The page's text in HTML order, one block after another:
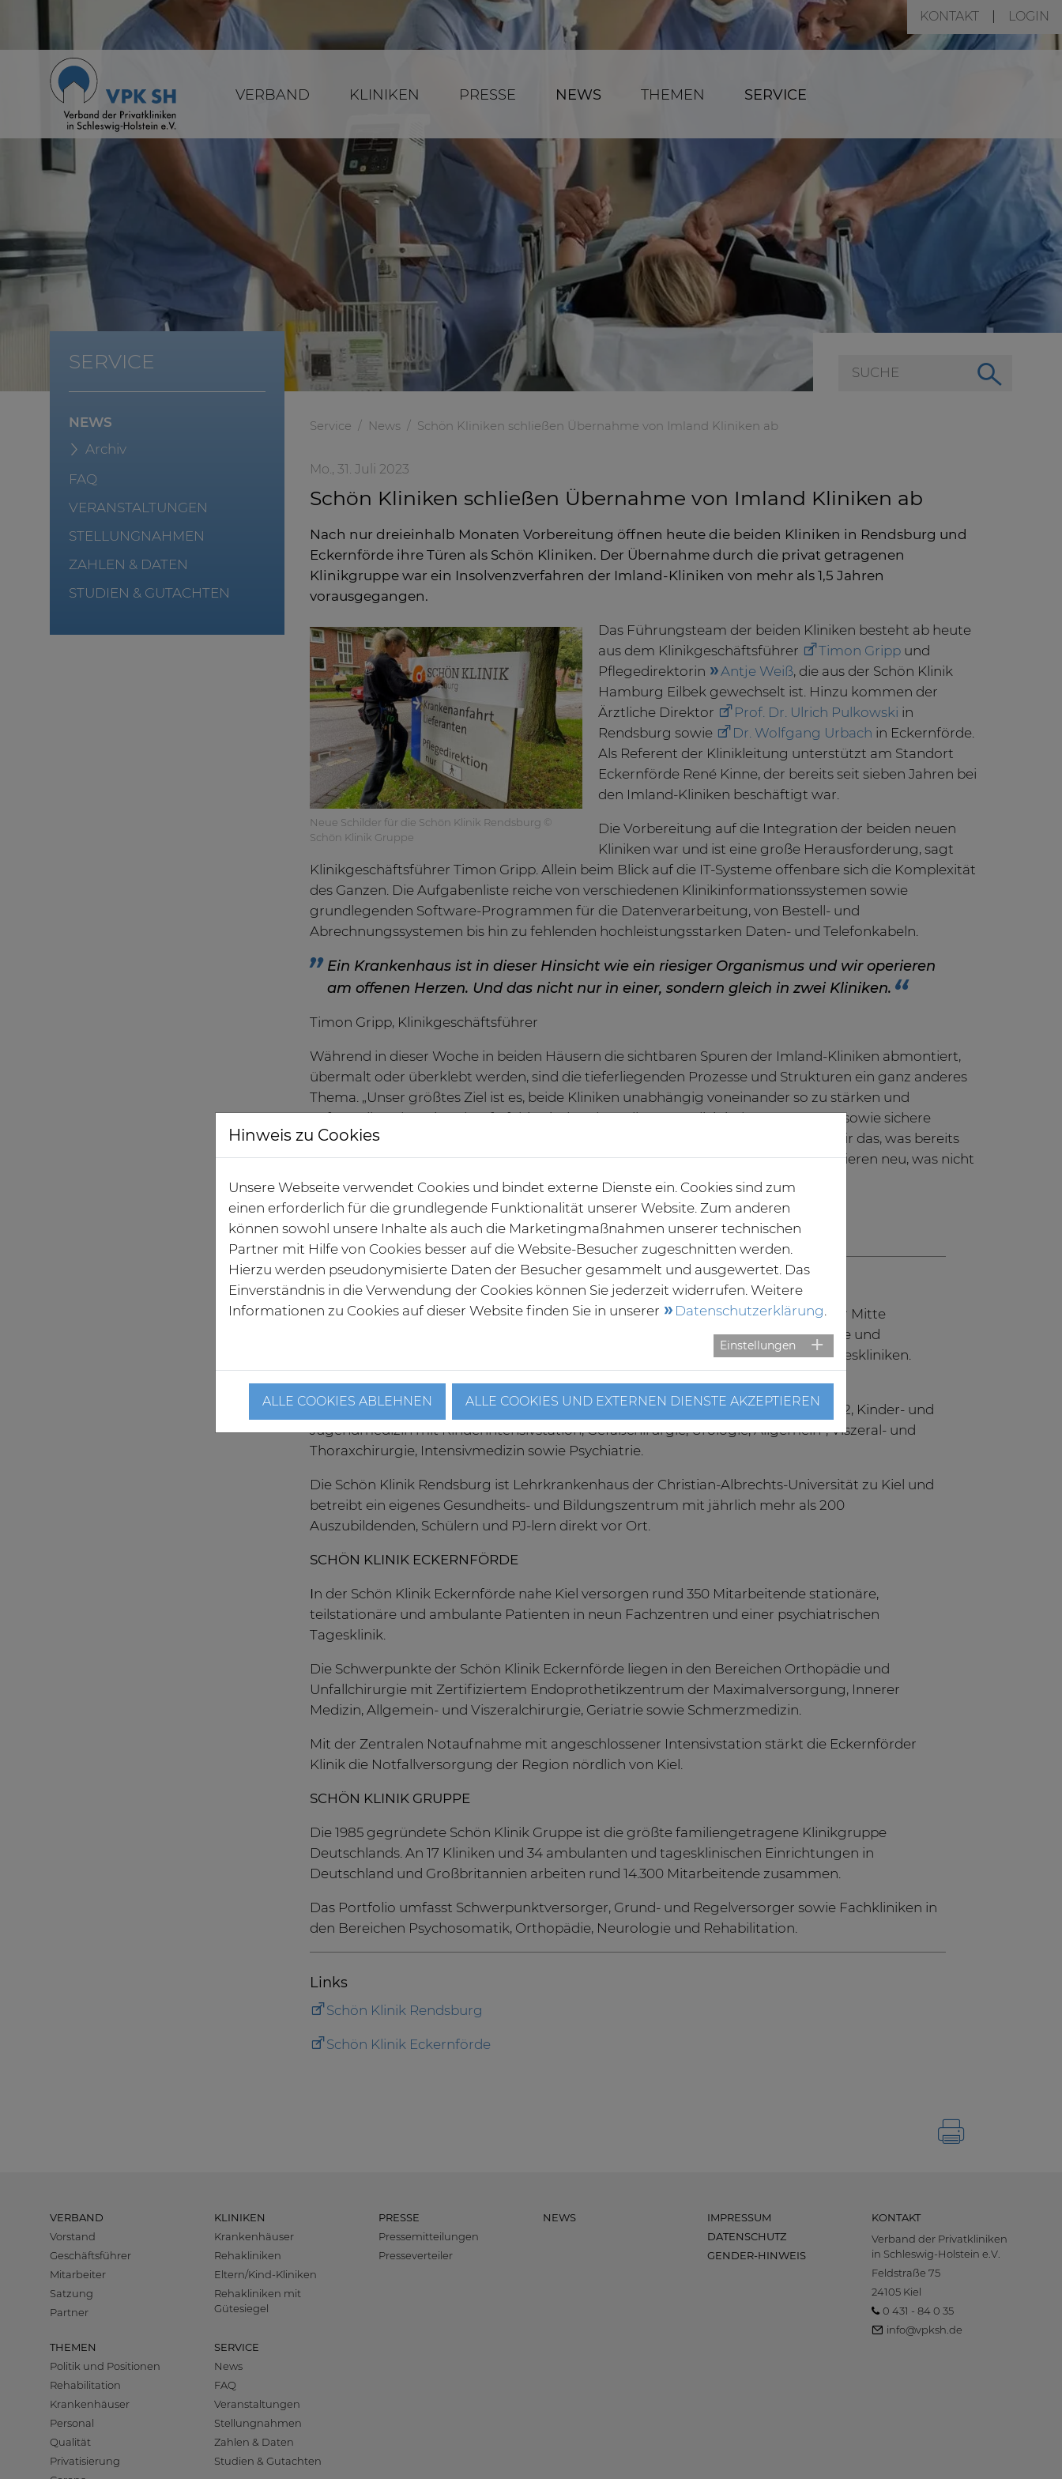
KONTAKT LOGIN
VERBAND KLINIKEN PRESSE NEWS THEMEN SERVICE
SERVICE
NEWS
Archiv
FAQ
VERANSTALTUNGEN
STELLUNGNAHMEN
ZAHLEN & DATEN
STUDIEN & GUTACHTEN
Service News Schön Kliniken schließen Übernahme von Imland Kliniken ab
Mo., 31. Juli 2023
Schön Kliniken schließen Übernahme von Imland Kliniken ab
Nach nur dreieinhalb Monaten Vorbereitung öffnen heute die beiden Kliniken in Rendsburg und
Eckernförde ihre Türen als Schön Kliniken. Der Übernahme durch die privat getragenen
Klinikgruppe war ein Insolvenzverfahren der Imland-Kliniken von mehr als 1,5 Jahren
vorausgegangen.
Neue Schilder für die Schön Klinik Rendsburg ©
Schön Klinik Gruppe
Das Führungsteam der beiden Kliniken besteht ab heute
aus dem Klinikgeschäftsführer
Timon Gripp und
Pflegedirektorin
Antje Weiß, die aus der Schön Klinik
Hamburg Eilbek gewechselt ist. Hinzu kommen der
Ärztliche Direktor
Prof. Dr. Ulrich Pulkowski in
Rendsburg sowie
Dr. Wolfgang Urbach in Eckernförde.
Als Referent der Klinikleitung unterstützt am Standort
Eckernförde René Kinne, der bereits seit sieben Jahren bei
den Imland-Kliniken beschäftigt war.
Die Vorbereitung auf die Integration der beiden neuen
Kliniken war und ist eine große Herausforderung, sagt
Klinikgeschäftsführer Timon Gripp. Allein beim Blick auf die IT-Systeme offenbare sich die Komplexität
des Ganzen. Die Aufgabenliste reiche von verschiedenen Klinikinformationssystemen sowie
grundlegenden Software-Programmen für die Datenverarbeitung, von Bestell- und
Abrechnungssystemen bis hin zu fehlenden hochleistungsstarken Daten- und Telefonkabeln.
Ein Krankenhaus ist in dieser Hinsicht wie ein riesiger Organismus und wir operieren
am offenen Herzen. Und das nicht nur in einer, sondern gleich in zwei Kliniken.
Timon Gripp, Klinikgeschäftsführer
Während in dieser Woche in beiden Häusern die sichtbaren Spuren der Imland-Kliniken abmontiert,
übermalt oder überklebt werden, sind die tieferliegenden Prozesse und Strukturen ein ganz anderes
Thema. „Unser größtes Ziel ist es, beide Kliniken unabhängig voneinander so zu stärken und
aufzustellen, dass sie zukunftsfähig sind und exzellente medizinische Versorgung sowie sichere
Arbeitsplätze für die Menschen der Region bieten. Um das zu erreichen, stärken wir das, was bereits
hervorragend funktioniert, optimieren, was verbesserungswürdig ist und strukturieren neu, was nicht
erfolgversprechend ist.“
Steckbrief
SCHÖN KLINIK RENDSBURG
Die Schön Klinik Rendsburg ist einer der wichtigsten Schwerpunktversorger in der Mitte
Schleswig-Holsteins. Rund 2.000 Mitarbeitende versorgen stationäre, teilstationäre und
ambulante Patienten in 22 zum Teil hochspezialisierten Fachzentren und drei Tageskliniken.
Wirbelsäulenchirurgie, Gynäkologie und Geburtshilfe mit Perinatalzentrum Level 2, Kinder- und
Jugendmedizin mit Kinderintensivstation, Gefäßchirurgie, Urologie, Allgemein-, Viszeral- und
Thoraxchirurgie, Intensivmedizin sowie Psychiatrie.
Die Schön Klinik Rendsburg ist Lehrkrankenhaus der Christian-Albrechts-Universität zu Kiel und
betreibt ein eigenes Gesundheits- und Bildungszentrum mit jährlich mehr als 200
Auszubildenden, Schülern und PJ-lern direkt vor Ort.
SCHÖN KLINIK ECKERNFÖRDE
In der Schön Klinik Eckernförde nahe Kiel versorgen rund 350 Mitarbeitende stationäre,
teilstationäre und ambulante Patienten in neun Fachzentren und einer psychiatrischen
Tagesklinik.
Die Schwerpunkte der Schön Klinik Eckernförde liegen in den Bereichen Orthopädie und
Unfallchirurgie mit Zertifiziertem Endoprothetikzentrum der Maximalversorgung, Innerer
Medizin, Allgemein- und Viszeralchirurgie, Geriatrie sowie Schmerzmedizin.
Mit der Zentralen Notaufnahme mit angeschlossener Intensivstation stärkt die Eckernförder
Klinik die Notfallversorgung der Region nördlich von Kiel.
SCHÖN KLINIK GRUPPE
Die 1985 gegründete Schön Klinik Gruppe ist die größte familiengetragene Klinikgruppe
Deutschlands. An 17 Kliniken und 34 ambulanten und tagesklinischen Einrichtungen in
Deutschland und Großbritannien arbeiten rund 14.300 Mitarbeitende zusammen.
Das Portfolio umfasst Schwerpunktversorger, Grund- und Regelversorger sowie Fachkliniken in
den Bereichen Psychosomatik, Orthopädie, Neurologie und Rehabilitation.
Links
Schön Klinik Rendsburg
Schön Klinik Eckernförde
VERBAND
Vorstand
Geschäftsführer
Mitarbeiter
Satzung
Partner
KLINIKEN
Krankenhäuser
Rehakliniken
Eltern/Kind-Kliniken
Rehakliniken mit
Gütesiegel
PRESSE
Pressemitteilungen
Presseverteiler
NEWS
THEMEN
Politik und Positionen
Rehabilitation
Krankenhäuser
Personal
Qualität
Privatisierung
SERVICE
News
FAQ
Veranstaltungen
Stellungnahmen
Zahlen & Daten
Studien & Gutachten
KONTAKT
Verband der Privatkliniken
in Schleswig-Holstein e.V.
Feldstraße 75
24105 Kiel
0 431 - 84 0 35
info@vpksh.de
IMPRESSUM
DATENSCHUTZ
GENDER-HINWEIS
Hinweis zu Cookies
Unsere Webseite verwendet Cookies und bindet externe Dienste ein. Cookies sind zum
einen erforderlich für die grundlegende Funktionalität unserer Website. Zum anderen
können sowohl unsere Inhalte als auch die Marketingmaßnahmen unserer technischen
Partner mit Hilfe von Cookies besser auf die Website-Besucher zugeschnitten werden.
Hierzu werden pseudonymisierte Daten der Besucher gesammelt und ausgewertet. Das
Einverständnis in die Verwendung der Cookies können Sie jederzeit widerrufen. Weitere
Informationen zu Cookies auf dieser Website finden Sie in unserer
Datenschutzerklärung.
Einstellungen
ALLE COOKIES ABLEHNEN ALLE COOKIES UND EXTERNEN DIENSTE AKZEPTIEREN